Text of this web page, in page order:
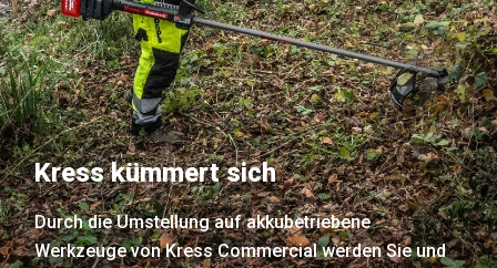
Kress kümmert sich
Durch die Umstellung auf akkubetriebene
Werkzeuge von Kress Commercial werden Sie und